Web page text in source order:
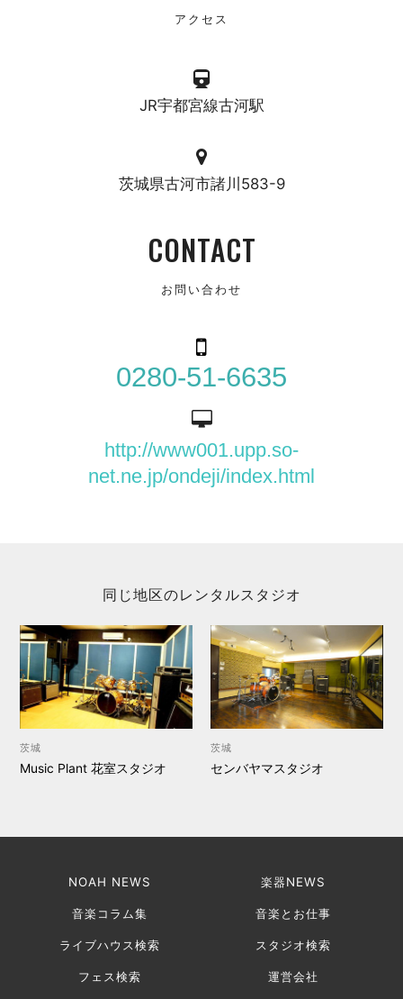
アクセス
JR宇都宮線古河駅
茨城県古河市諸川583-9
CONTACT
お問い合わせ
0280-51-6635
http://www001.upp.so-
net.ne.jp/ondeji/index.html
同じ地区のレンタルスタジオ
茨城
Music Plant 花室スタジオ
茨城
センバヤマスタジオ
NOAH NEWS 楽器NEWS
音楽コラム集 音楽とお仕事
ライブハウス検索 スタジオ検索
フェス検索 運営会社